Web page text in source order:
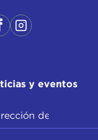
y eventos